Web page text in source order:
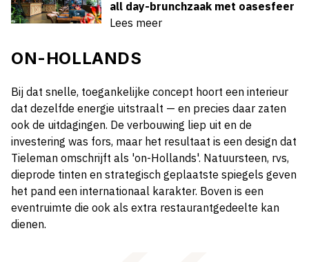
all day-brunchzaak met oasesfeer
Lees meer
ON-HOLLANDS
Bij dat snelle, toegankelijke concept hoort een interieur
dat dezelfde energie uitstraalt — en precies daar zaten
ook de uitdagingen. De verbouwing liep uit en de
investering was fors, maar het resultaat is een design dat
Tieleman omschrijft als 'on-Hollands'. Natuursteen, rvs,
dieprode tinten en strategisch geplaatste spiegels geven
het pand een internationaal karakter. Boven is een
eventruimte die ook als extra restaurantgedeelte kan
dienen.